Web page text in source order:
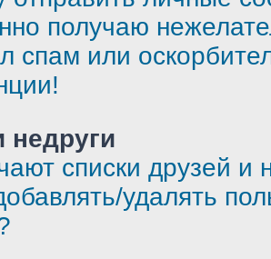
получаю
спам или
недруги
списки друзей и
удалять